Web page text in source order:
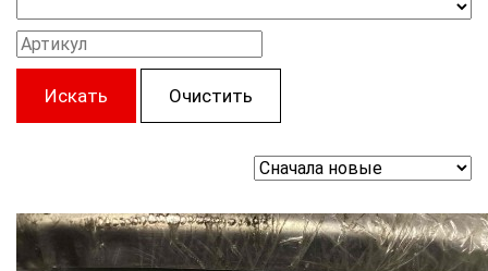
Искать Очистить